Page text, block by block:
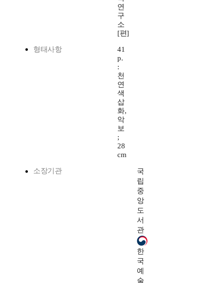
연
구
소
[편]
형태사항
41
p.
:
천
연
색
삽
화,
악
보
;
28
cm
소장기관
국
립
중
앙
도
서
관
한
국
예
술